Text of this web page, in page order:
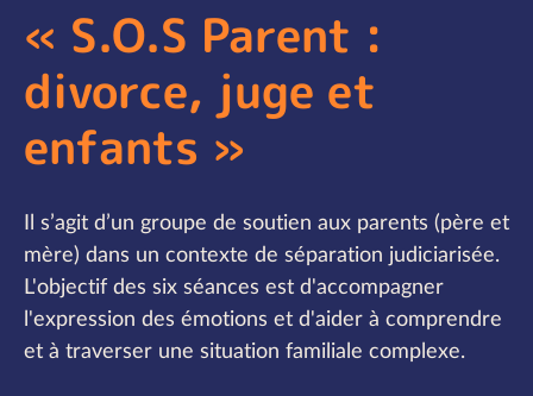
« S.O.S Parent :
divorce, juge et
enfants »
Il s’agit d’un groupe de soutien aux parents (père et
mère) dans un contexte de séparation judiciarisée.
L'objectif des six séances est d'accompagner
l'expression des émotions et d'aider à comprendre
et à traverser une situation familiale complexe.